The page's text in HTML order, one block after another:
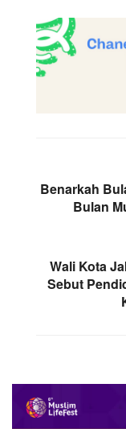
Benarkah
Bulan
Wali Kota
Sebut